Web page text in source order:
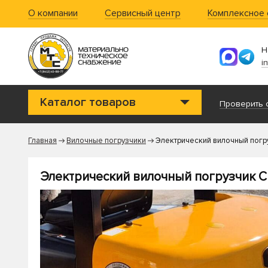
О компании Сервисный центр Комплексное
Каталог товаров Проверить
Главная Вилочные погрузчики Электрический вилочный
Электрический вилочный погрузчик